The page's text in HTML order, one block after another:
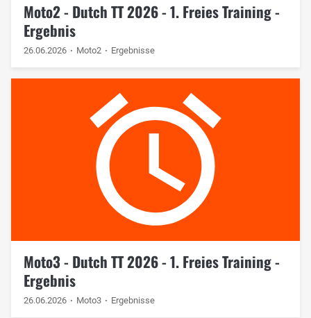
Moto2 - Dutch TT 2026 - 1. Freies Training -
Ergebnis
26.06.2026 Moto2 Ergebnisse
Moto3 - Dutch TT 2026 - 1. Freies Training -
Ergebnis
26.06.2026 Moto3 Ergebnisse